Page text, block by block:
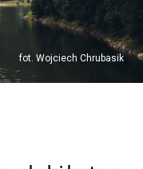
fot. Wojciech Chrubasik